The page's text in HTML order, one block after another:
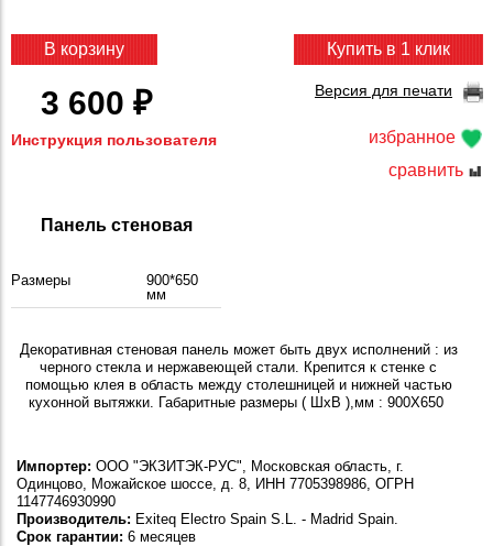
избранное
сравнить
В корзину
3 600 ₽
Купить в 1 клик
Версия для печати
Инструкция пользователя
Панель стеновая
Размеры
900*650
мм
Декоративная стеновая панель может быть двух исполнений : из
черного стекла и нержавеющей стали. Крепится к стенке с
помощью клея в область между столешницей и нижней частью
кухонной вытяжки. Габаритные размеры ( ШхВ ),мм : 900Х650
Импортер: ООО "ЭКЗИТЭК-РУС", Московская область, г.
Одинцово, Можайское шоссе, д. 8, ИНН 7705398986, ОГРН
1147746930990
Производитель: Exiteq Electro Spain S.L. - Madrid Spain.
Срок гарантии: 6 месяцев